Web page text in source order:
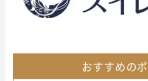
おすすめの